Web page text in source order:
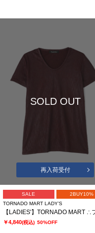
SOLD OUT
再入荷受付
SALE
2BUY10%
TORNADO MART LADY’S
￥4,840(税込) 50%OFF